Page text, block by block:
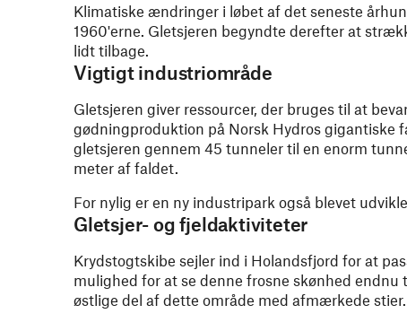
Klimatiske ændringer i løbet af det seneste
1960'erne. Gletsjeren begyndte derefter at
lidt tilbage.
Vigtigt industriområde
Gletsjeren giver ressourcer, der bruges til at
gødningproduktion på Norsk Hydros gigantiske
gletsjeren gennem 45 tunneler til en enorm
meter af faldet.
For nylig er en ny industripark også blevet
Gletsjer- og fjeldaktiviteter
Krydstogtskibe sejler ind i Holandsfjord for at
mulighed for at se denne frosne skønhed
østlige del af dette område med afmærkede stier.